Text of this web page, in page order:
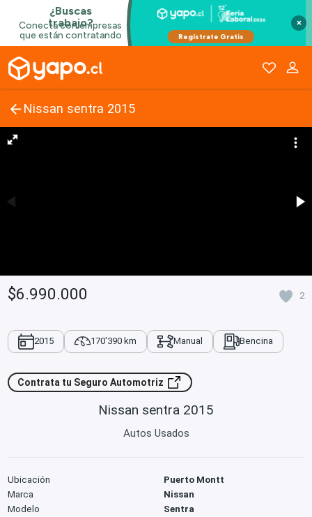
×
Nissan sentra 2015
$6.990.000 2
2015 170'390 km Manual Bencina
Contrata tu Seguro Automotriz
Nissan sentra 2015
Autos Usados
Ubicación
Puerto Montt
Marca
Nissan
Modelo
Sentra